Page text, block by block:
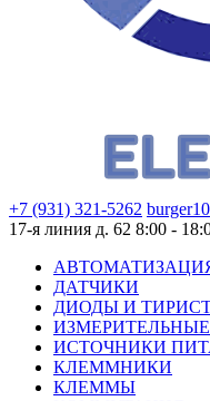
+7 (931) 321-5262
17-я линия д. 62 8:00 -
ДАТЧИКИ
ДИОДЫ И
ИСТОЧНИКИ
КЛЕММНИКИ
КЛЕММЫ